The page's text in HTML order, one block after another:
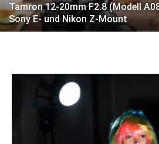
Tamron 12-20mm F2.8 (Modell
Sony E- und Nikon Z-Mount